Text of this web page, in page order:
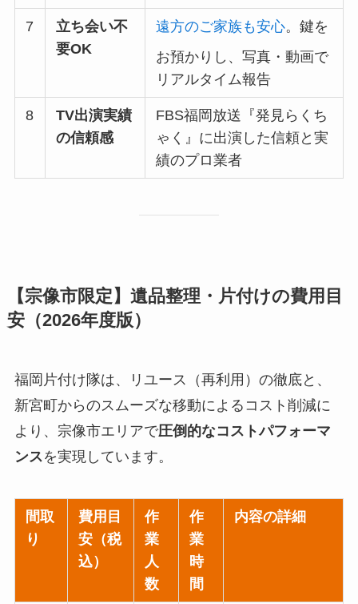
7
立ち会い不
要OK
遠方のご家族も安心。鍵を
お預かりし、写真・動画で
リアルタイム報告
8
TV出演実績
の信頼感
FBS福岡放送『発見らくち
ゃく』に出演した信頼と実
績のプロ業者
【宗像市限定】遺品整理・片付けの費用目
安（2026年度版）
福岡片付け隊は、リユース（再利用）の徹底と、
新宮町からのスムーズな移動によるコスト削減に
より、宗像市エリアで圧倒的なコストパフォーマ
ンスを実現しています。
間取
り
費用目
安（税
込）
作
業
人
数
作
業
時
間
内容の詳細